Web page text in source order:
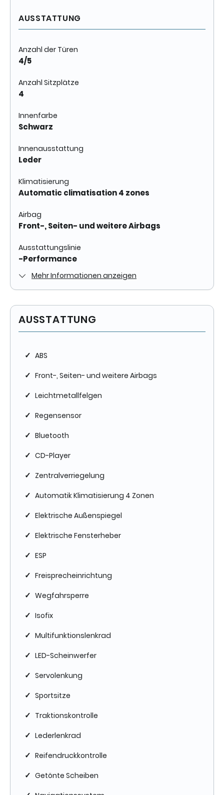
AUSSTATTUNG
Anzahl der Türen
4/5
Anzahl Sitzplätze
4
Innenfarbe
Schwarz
Innenausstattung
Leder
Klimatisierung
Automatic climatisation 4 zones
Airbag
Front-, Seiten- und weitere Airbags
Ausstattungslinie
-Performance
Mehr Informationen anzeigen
AUSSTATTUNG
✓ ABS
✓ Front-, Seiten- und weitere Airbags
✓ Leichtmetallfelgen
✓ Regensensor
✓ Bluetooth
✓ CD-Player
✓ Zentralverriegelung
✓ Automatik Klimatisierung 4 Zonen
✓ Elektrische Außenspiegel
✓ Elektrische Fensterheber
✓ ESP
✓ Freisprecheinrichtung
✓ Wegfahrsperre
✓ Isofix
✓ Multifunktionslenkrad
✓ LED-Scheinwerfer
✓ Servolenkung
✓ Sportsitze
✓ Traktionskontrolle
✓ Lederlenkrad
✓ Reifendruckkontrolle
✓ Getönte Scheiben